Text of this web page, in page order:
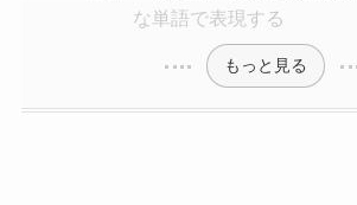
な単語で表現する
もっと見る